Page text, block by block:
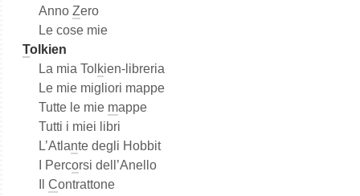
Anno Zero
Le cose mie
Tolkien
La mia Tol kien-libreria
Le mie migliori mappe
Tutte le mie mappe
Tutti i miei libri
L’Atlante degli Hobbit
I Percorsi dell’Anello
Contrattone